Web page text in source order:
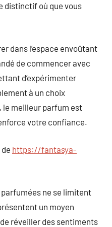
distinctif où que vous
dans l’espace envoûtant
de commencer avec
d’expérimenter
à un choix
le meilleur parfum est
votre confiance.
https://fantasya-
ne se limitent
un moyen
de réveiller des sentiments